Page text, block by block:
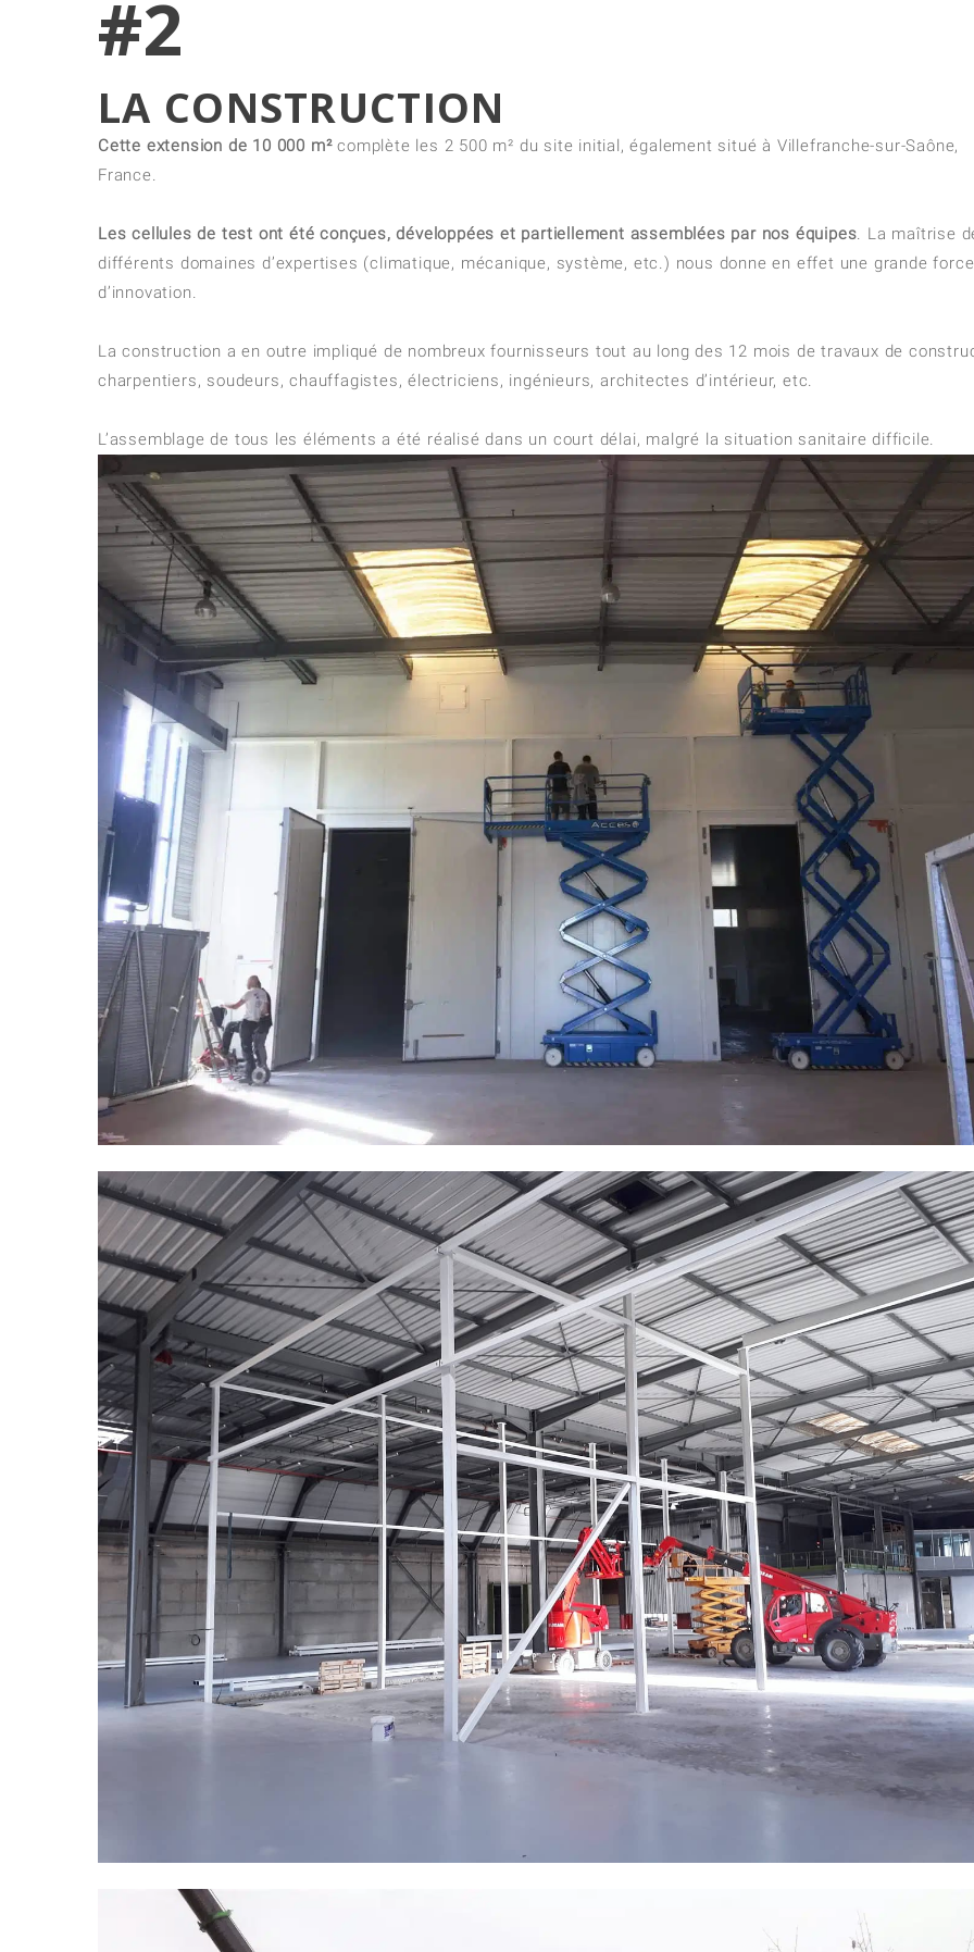
#2
LA CONSTRUCTION
Cette extension de 10 000 m²complète les 2 500 m² du site initial, également situé à Villefranche-sur-Saône,
France.
Les cellules de test ont été conçues, développées et partiellement assemblées par nos équipes. La maîtrise
différents domaines d’expertises (climatique, mécanique, système, etc.) nous donne en effet une grande force
d’innovation.
La construction a en outre impliqué de nombreux fournisseurs tout au long des 12 mois de travaux de
charpentiers, soudeurs, chauffagistes, électriciens, ingénieurs, architectes d’intérieur, etc.
L’assemblage de tous les éléments a été réalisé dans un court délai, malgré la situation sanitaire difficile.